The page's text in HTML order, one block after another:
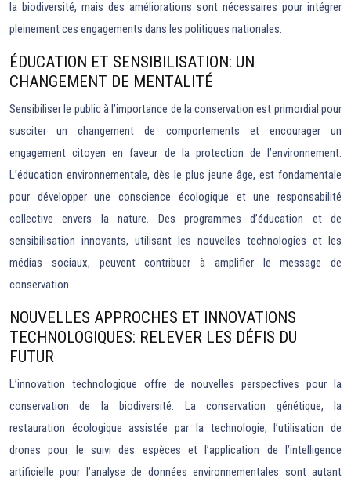
la biodiversité, mais des améliorations sont nécessaires pour intégrer
pleinement ces engagements dans les politiques nationales.
ÉDUCATION ET SENSIBILISATION: UN
CHANGEMENT DE MENTALITÉ
Sensibiliser le public à l’importance de la conservation est primordial pour
susciter un changement de comportements et encourager un
engagement citoyen en faveur de la protection de l’environnement.
L’éducation environnementale, dès le plus jeune âge, est fondamentale
pour développer une conscience écologique et une responsabilité
collective envers la nature. Des programmes d’éducation et de
sensibilisation innovants, utilisant les nouvelles technologies et les
médias sociaux, peuvent contribuer à amplifier le message de
conservation.
NOUVELLES APPROCHES ET INNOVATIONS
TECHNOLOGIQUES: RELEVER LES DÉFIS DU
FUTUR
L’innovation technologique offre de nouvelles perspectives pour la
conservation de la biodiversité. La conservation génétique, la
restauration écologique assistée par la technologie, l’utilisation de
drones pour le suivi des espèces et l’application de l’intelligence
artificielle pour l’analyse de données environnementales sont autant